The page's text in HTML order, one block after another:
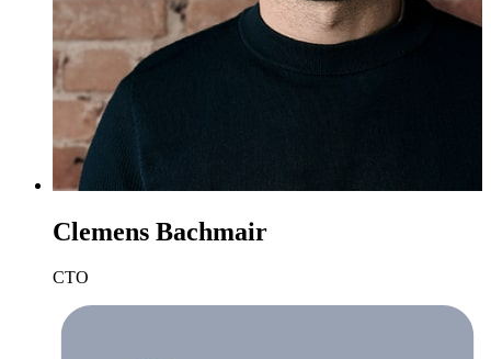
Clemens Bachmair
CTO